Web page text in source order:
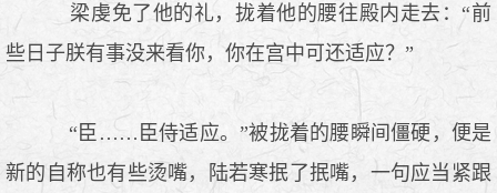
梁虔免了他的礼，拢着他的腰往殿内走去：“前
些日子朕有事没来看你，你在宫中可还适应？”
“臣……臣侍适应。”被拢着的腰瞬间僵硬，便是
新的自称也有些烫嘴，陆若寒抿了抿嘴，一句应当紧跟